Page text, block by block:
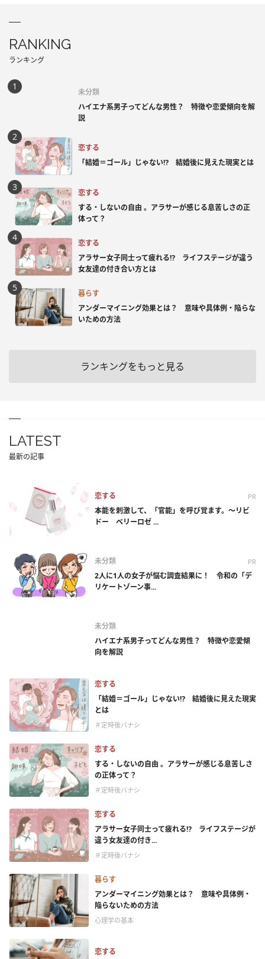
RANKING
ランキング
未分類
ハイエナ系男子ってどんな男性？ 特徴や恋愛傾向を解
説
恋する
「結婚＝ゴール」じゃない⁉ 結婚後に見えた現実とは
恋する
する・しないの自由 。アラサーが感じる息苦しさの正
体って？
恋する
アラサー女子同士って疲れる⁉ ライフステージが違う
女友達の付き合い方とは
暮らす
アンダーマイニング効果とは？ 意味や具体例・陥らな
いための方法
ランキングをもっと見る
LATEST
最新の記事
恋する PR
本能を刺激して、「官能」を呼び覚ます。～リビ
ドー ベリーロゼ ...
未分類 PR
2人に1人の女子が悩む調査結果に！ 令和の「デ
リケートゾーン事...
未分類
ハイエナ系男子ってどんな男性？ 特徴や恋愛傾
向を解説
恋する
「結婚＝ゴール」じゃない⁉ 結婚後に見えた現実
とは
＃定時後バナシ
恋する
する・しないの自由 。アラサーが感じる息苦しさ
の正体って？
＃定時後バナシ
恋する
アラサー女子同士って疲れる⁉ ライフステージが
違う女友達の付き...
＃定時後バナシ
暮らす
アンダーマイニング効果とは？ 意味や具体例・
陥らないための方法
心理学の基本
恋する